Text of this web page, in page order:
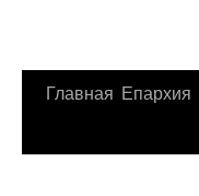
Перейти
Главная Епархия